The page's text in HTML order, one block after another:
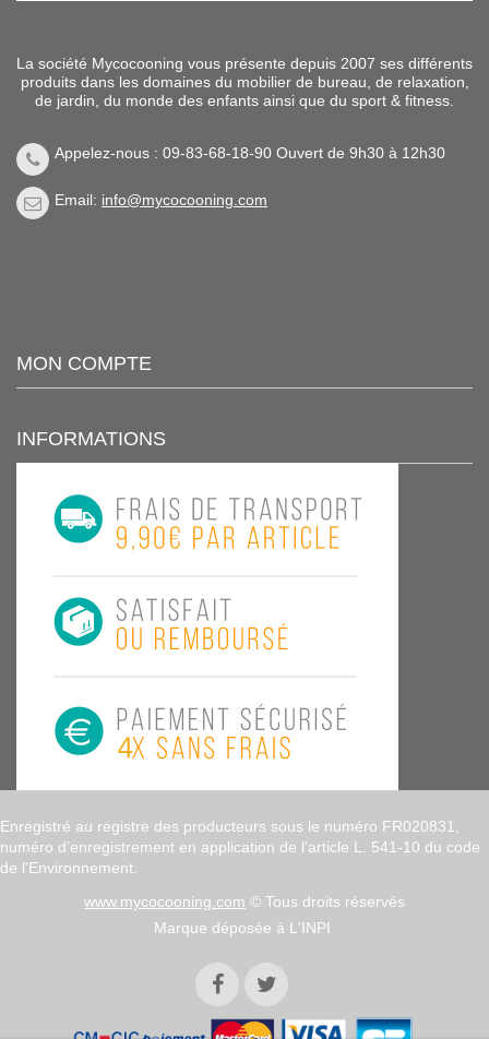
La société Mycocooning vous présente depuis 2007 ses différents
produits dans les domaines du mobilier de bureau, de relaxation,
de jardin, du monde des enfants ainsi que du sport & fitness.
Appelez-nous : 09-83-68-18-90 Ouvert de 9h30 à 12h30
Email: info@mycocooning.com
MON COMPTE
INFORMATIONS
Enregistré au registre des producteurs sous le numéro FR020831,
numéro d’enregistrement en application de l’article L. 541-10 du code
de l'Environnement.
www.mycocooning.com © Tous droits réservés
Marque déposée à L'INPI